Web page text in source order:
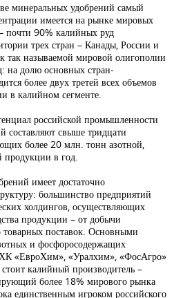
минеральных удобрений самый
имеется на рынке мировых
почти 90% калийных руд
трех стран – Канады, России и
так называемой мировой олигополии
на долю основных стран-
более двух третей всех объемов
в калийном сегменте.
российской промышленности
составляют свыше тридцати
более 20 млн. тонн азотной,
в год.
имеет достаточно
большинство предприятий
холдингов, осуществляющих
продукции – от добычи
товарных поставок. Основными
и фосфоросодержащих
«ЕвроХим», «Уралхим», «ФосАгро»
калийный производитель –
более 18% мирового рынка
единственным игроком российского